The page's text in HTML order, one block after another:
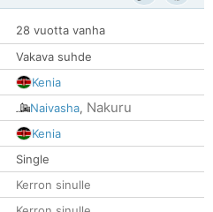
28 vuotta vanha
Vakava suhde
Kenia
Naivasha, Nakuru
Kenia
Single
Kerron sinulle